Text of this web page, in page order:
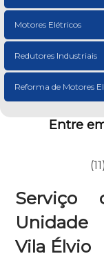
Motores Elétricos
Redutores Industriais
Reforma de Motores
Entre
(11)
Serviço
Unidade
Vila Élvio